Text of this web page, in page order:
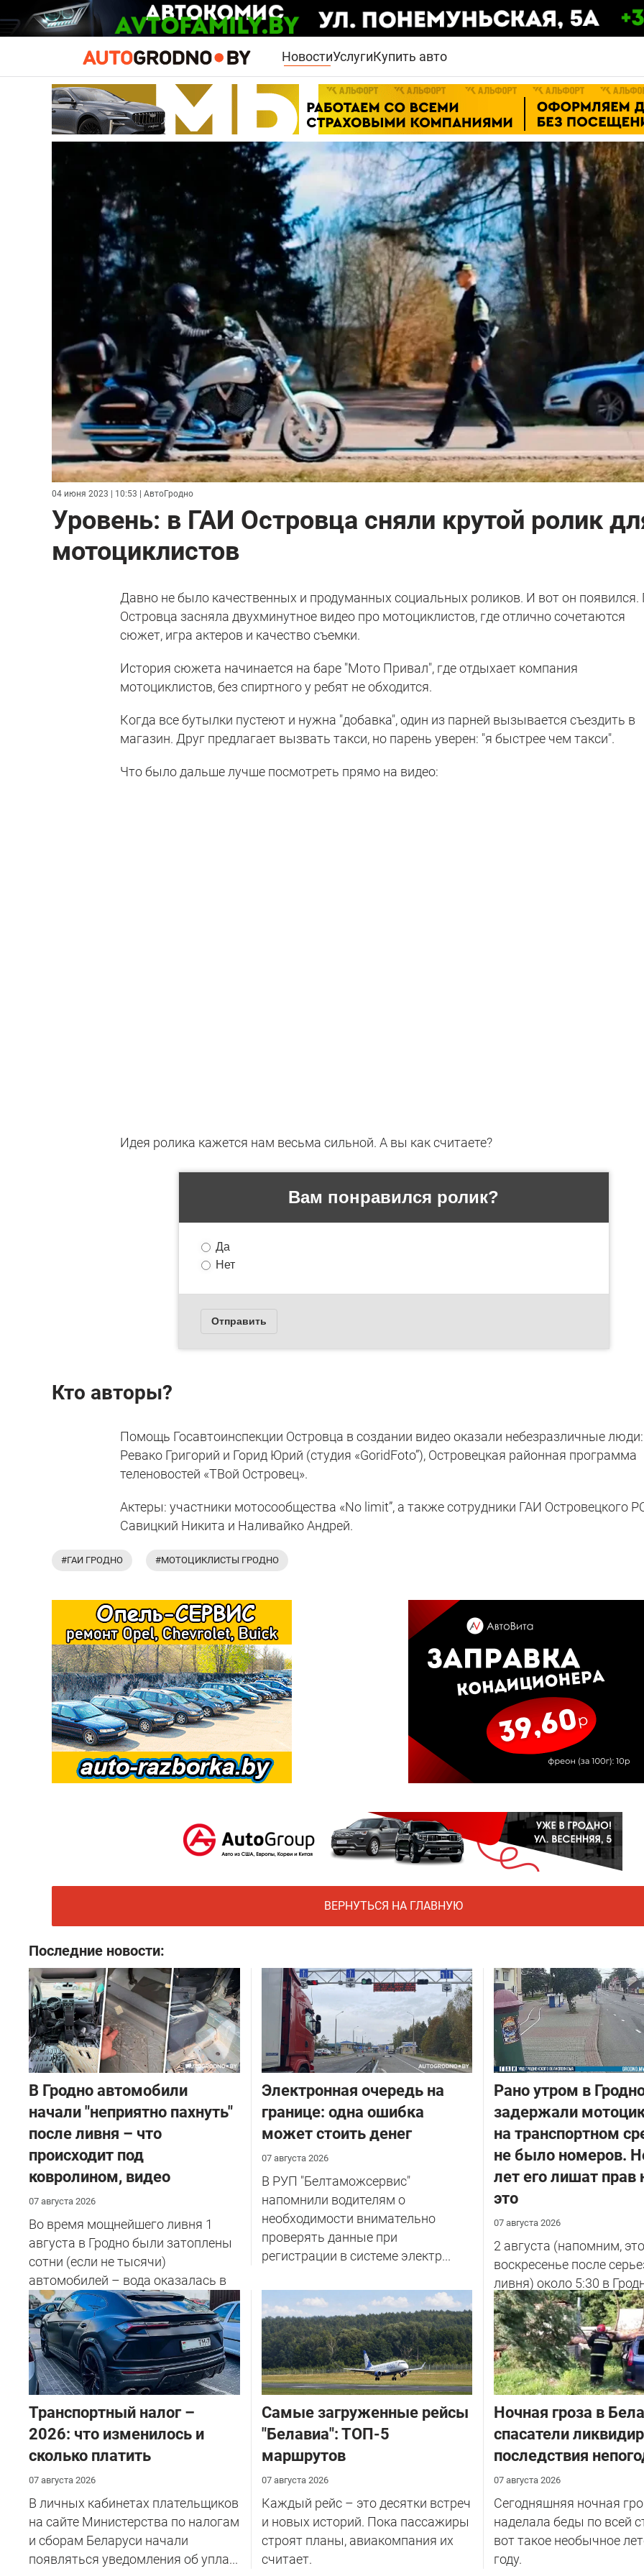
НовостиУслугиКупить авто
04 июня 2023 | 10:53 | АвтоГродно
Уровень: в ГАИ Островца сняли крутой ролик
мотоциклистов
Давно не было качественных и продуманных социальных роликов. И вот он появился.
Островца засняла двухминутное видео про мотоциклистов, где отлично сочетаются
сюжет, игра актеров и качество съемки.
История сюжета начинается на баре "Мото Привал", где отдыхает компания
мотоциклистов, без спиртного у ребят не обходится.
Когда все бутылки пустеют и нужна "добавка", один из парней вызывается съездить в
магазин. Друг предлагает вызвать такси, но парень уверен: "я быстрее чем такси".
Что было дальше лучше посмотреть прямо на видео:
Идея ролика кажется нам весьма сильной. А вы как считаете?
Кто авторы?
Помощь Госавтоинспекции Островца в создании видео оказали небезразличные люди:
Ревако Григорий и Горид Юрий (студия «GoridFoto”), Островецкая районная программа
теленовостей «ТВой Островец».
Актеры: участники мотосообщества «No limit”, а также сотрудники ГАИ Островецкого
Савицкий Никита и Наливайко Андрей.
#ГАИ ГРОДНО #МОТОЦИКЛИСТЫ ГРОДНО
ВЕРНУТЬСЯ НА ГЛАВНУЮ
Последние новости:
В Гродно автомобили
начали "неприятно пахнуть"
после ливня – что
происходит под
ковролином, видео
07 августа 2026
Во время мощнейшего ливня 1
августа в Гродно были затоплены
сотни (если не тысячи)
автомобилей – вода оказалась в
салоне...
Электронная очередь на
границе: одна ошибка
может стоить денег
07 августа 2026
В РУП "Белтаможсервис"
напомнили водителям о
необходимости внимательно
проверять данные при
регистрации в системе электр...
Рано утром в
задержали
на транспортном
не было номеров.
лет его лишат прав
это
07 августа 2026
2 августа (напомним,
воскресенье после
ливня) около 5:30 в
улице Советских
у...
Транспортный налог –
2026: что изменилось и
сколько платить
07 августа 2026
В личных кабинетах плательщиков
на сайте Министерства по налогам
и сборам Беларуси начали
появляться уведомления об упла...
Самые загруженные рейсы
"Белавиа": ТОП-5
маршрутов
07 августа 2026
Каждый рейс – это десятки встреч
и новых историй. Пока пассажиры
строят планы, авиакомпания их
считает.
Ночная гроза в
спасатели
последствия
07 августа 2026
Сегодняшняя ночная
наделала беды по всей
вот такое необычное
году.